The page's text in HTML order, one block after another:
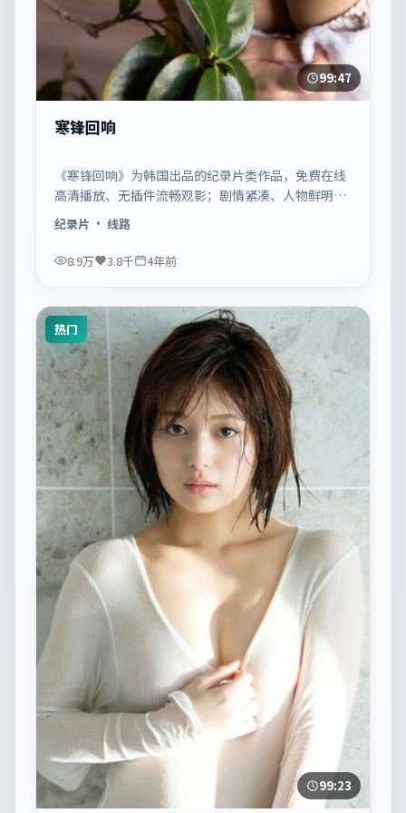
99:47
寒锋回响
《寒锋回响》为韩国出品的纪录片类作品，免费在线
高清播放、无插件流畅观影；剧情紧凑、人物鲜明，
适合休闲一口气追看。
纪录片 · 线路
8.9万 3.8千 4年前
热门
99:23